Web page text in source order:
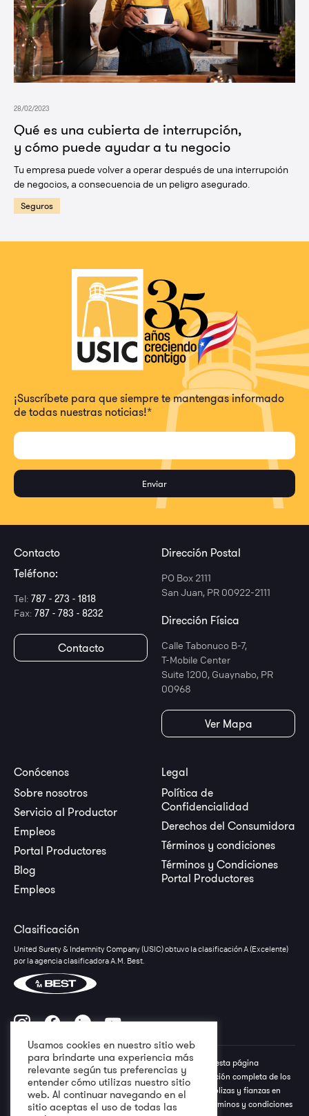
Qué es una cubierta de interrupción,
y cómo puede ayudar a tu negocio
28/02/2023
Tu empresa puede volver a operar después de una interrupción
de negocios, a consecuencia de un peligro asegurado.
Seguros
¡Suscríbete para que siempre te mantengas informado
de todas nuestras noticias!*
Contacto
Teléfono:
Tel: 787 - 273 - 1818
Fax: 787 - 783 - 8232
Contacto
Dirección Postal
PO Box 2111
San Juan, PR 00922-2111
Dirección Física
Calle Tabonuco B-7,
T-Mobile Center
Suite 1200, Guaynabo, PR
00968
Ver Mapa
Conócenos
Sobre nosotros
Servicio al Productor
Empleos
Portal Productores
Blog
Empleos
Legal
Política de
Confidencialidad
Derechos del Consumidora
Términos y condiciones
Términos y Condiciones
Portal Productores
Clasificación
United Surety & Indemnity Company (USIC) obtuvo la clasificación A (Excelente)
por la agencia clasificadora A.M. Best.
Todos los derechos reservados a USIC © Lo descrito en esta página
electrónica no debe interpretarse como una representación completa de los
términos, condiciones y exclusiones especiales de las pólizas y fianzas en
referencia. Favor referirse a la póliza y/o fianza para términos y condiciones
Usamos cookies en nuestro sitio web
para brindarte una experiencia más
relevante según tus preferencias y
entender cómo utilizas nuestro sitio
web. Al continuar navegando en el
sitio aceptas el uso de todas las